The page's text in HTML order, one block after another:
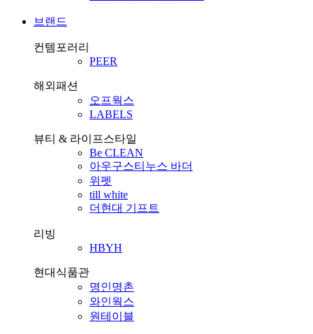
브랜드
컨템포러리
PEER
해외패션
오프웍스
LABELS
뷰티 & 라이프스타일
Be CLEAN
아우구스티누스 바더
위펫
till white
더현대 기프트
리빙
HBYH
현대식품관
명인명촌
와인웍스
원테이블